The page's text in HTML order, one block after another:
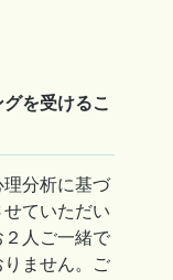
を受けるこ
分析に基づ
ていただい
人ご一緒で
ません。ご